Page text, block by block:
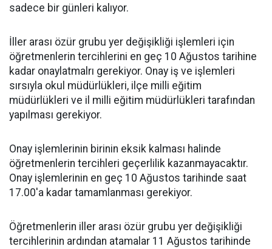
sadece bir günleri kalıyor.
İller arası özür grubu yer değişikliği işlemleri için
öğretmenlerin tercihlerini en geç 10 Ağustos tarihine
kadar onaylatmalrı gerekiyor. Onay iş ve işlemleri
sırsıyla okul müdürlükleri, ilçe milli eğitim
müdürlükleri ve il milli eğitim müdürlükleri tarafından
yapılması gerekiyor.
Onay işlemlerinin birinin eksik kalması halinde
öğretmenlerin tercihleri geçerlilik kazanmayacaktır.
Onay işlemlerinin en geç 10 Ağustos tarihinde saat
17.00'a kadar tamamlanması gerekiyor.
Öğretmenlerin iller arası özür grubu yer değişikliği
tercihlerinin ardından atamalar 11 Ağustos tarihinde